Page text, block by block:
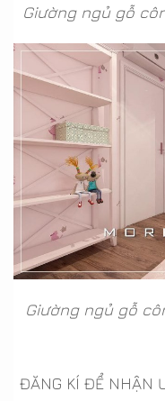
Giường ngủ gỗ
Giường ngủ gỗ
ĐĂNG KÍ ĐỂ NHẬN